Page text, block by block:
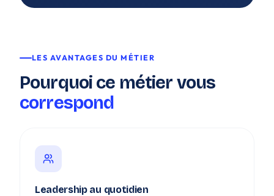
LES AVANTAGES DU MÉTIER
Pourquoi ce métier vous
correspond
Leadership au quotidien